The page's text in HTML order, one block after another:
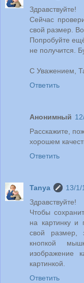
Здравствуйте!
Сейчас
свой размер.
Попробуйте
не получится.
С Уважением,
Ответить
Анонимный
Расскажите,
хорошем
Ответить
Tanya
13/1/
Здравствуйте!
Чтобы
на картинку и
свой размер,
кнопкой
изображение
картинкой.
Ответить